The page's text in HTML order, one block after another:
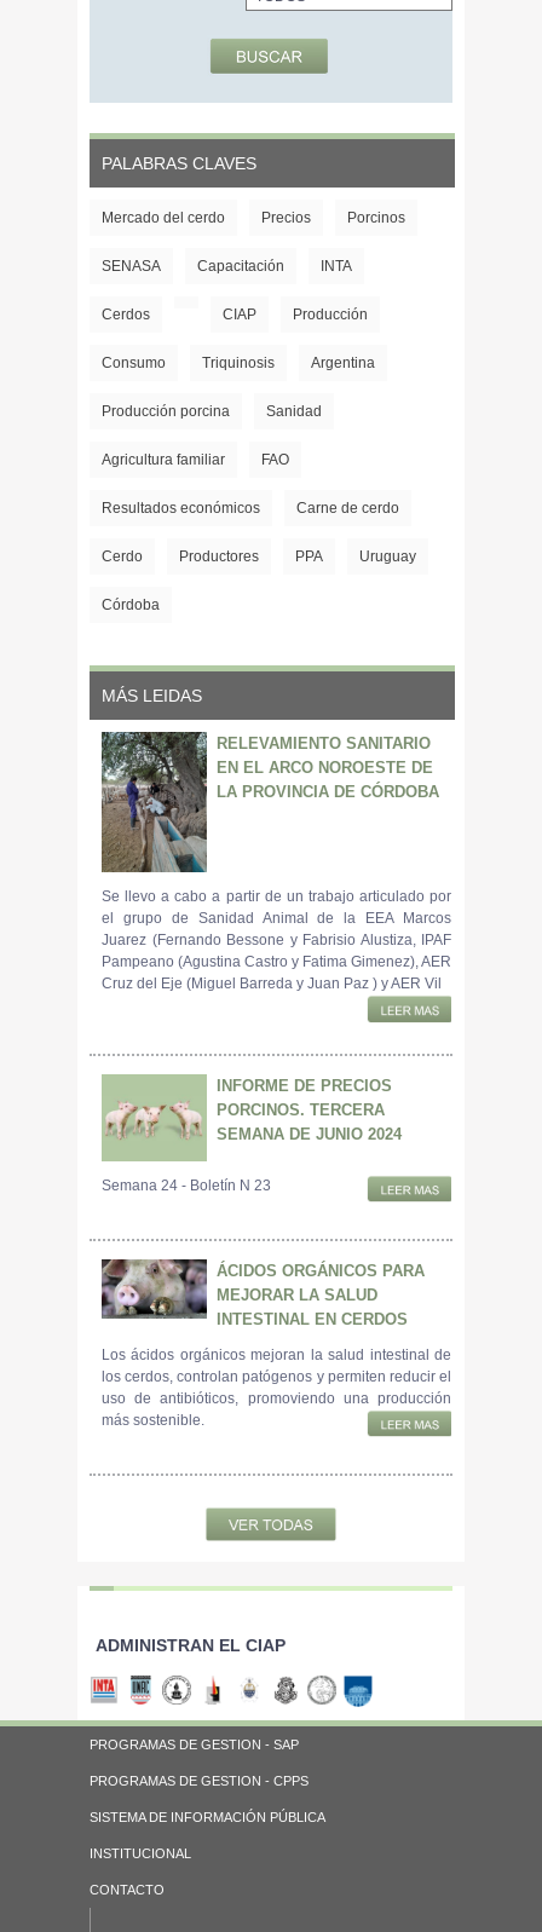
PALABRAS CLAVES
Mercado del cerdo Precios Porcinos
SENASA Capacitación INTA
Cerdos CIAP Producción
Consumo Triquinosis Argentina
Producción porcina Sanidad
Agricultura familiar FAO
Resultados económicos Carne de cerdo
Cerdo Productores PPA Uruguay
Córdoba
MÁS LEIDAS
RELEVAMIENTO SANITARIO
EN EL ARCO NOROESTE DE
LA PROVINCIA DE CÓRDOBA
Se llevo a cabo a partir de un trabajo articulado por
el grupo de Sanidad Animal de la EEA Marcos
Juarez (Fernando Bessone y Fabrisio Alustiza, IPAF
Pampeano (Agustina Castro y Fatima Gimenez), AER
Cruz del Eje (Miguel Barreda y Juan Paz ) y AER Vil
INFORME DE PRECIOS
PORCINOS. TERCERA
SEMANA DE JUNIO 2024
Semana 24 - Boletín N 23
ÁCIDOS ORGÁNICOS PARA
MEJORAR LA SALUD
INTESTINAL EN CERDOS
Los ácidos orgánicos mejoran la salud intestinal de
los cerdos, controlan patógenos y permiten reducir el
uso de antibióticos, promoviendo una producción
más sostenible.
ADMINISTRAN EL CIAP
PROGRAMAS DE GESTION - SAP
PROGRAMAS DE GESTION - CPPS
SISTEMA DE INFORMACIÓN PÚBLICA
INSTITUCIONAL
CONTACTO